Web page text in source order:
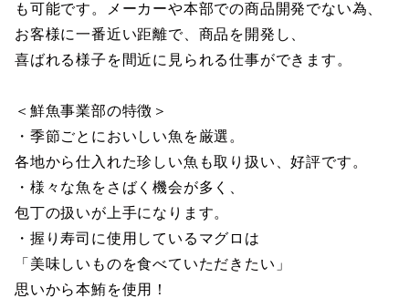
も可能です。メーカーや本部での商品開発でない為、
お客様に一番近い距離で、商品を開発し、
喜ばれる様子を間近に見られる仕事ができます。
＜鮮魚事業部の特徴＞
・季節ごとにおいしい魚を厳選。
各地から仕入れた珍しい魚も取り扱い、好評です。
・様々な魚をさばく機会が多く、
包丁の扱いが上手になります。
・握り寿司に使用しているマグロは
「美味しいものを食べていただきたい」
思いから本鮪を使用！